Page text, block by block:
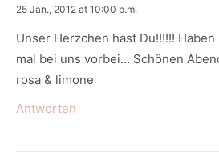
says:
25 Jan., 2012 at 10:00 p.m.
Unser Herzchen hast Du!!!!!!
mal bei uns vorbei… Schönen
rosa & limone
Antworten